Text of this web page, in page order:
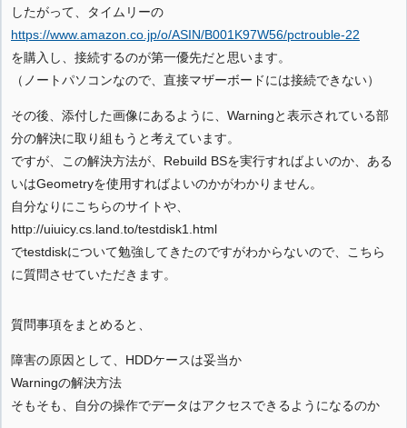
したがって、タイムリーの
https://www.amazon.co.jp/o/ASIN/B001K97W56/pctrouble-22
を購入し、接続するのが第一優先だと思います。
（ノートパソコンなので、直接マザーボードには接続できない）
その後、添付した画像にあるように、Warningと表示されている部
分の解決に取り組もうと考えています。
ですが、この解決方法が、Rebuild BSを実行すればよいのか、ある
いはGeometryを使用すればよいのかがわかりません。
自分なりにこちらのサイトや、
http://uiuicy.cs.land.to/testdisk1.html
でtestdiskについて勉強してきたのですがわからないので、こちら
に質問させていただきます。
質問事項をまとめると、
障害の原因として、HDDケースは妥当か
Warningの解決方法
そもそも、自分の操作でデータはアクセスできるようになるのか